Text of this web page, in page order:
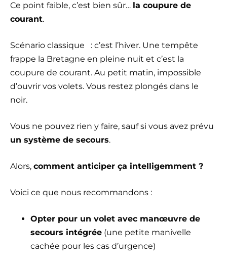
Ce point faible, c’est bien sûr… la coupure de
courant.
Scénario classique : c’est l’hiver. Une tempête
frappe la Bretagne en pleine nuit et c’est la
coupure de courant. Au petit matin, impossible
d’ouvrir vos volets. Vous restez plongés dans le
noir.
Vous ne pouvez rien y faire, sauf si vous avez prévu
un système de secours.
Alors, comment anticiper ça intelligemment ?
Voici ce que nous recommandons :
Opter pour un volet avec manœuvre de
secours intégrée (une petite manivelle
cachée pour les cas d’urgence)